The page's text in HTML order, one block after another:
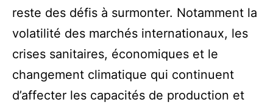
reste des défis à surmonter. Notamment la
volatilité des marchés internationaux, les
crises sanitaires, économiques et le
changement climatique qui continuent
d’affecter les capacités de production et